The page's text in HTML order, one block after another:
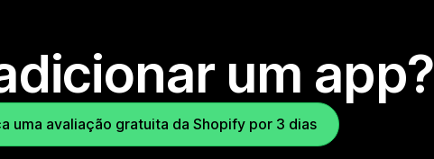
um app?
uma avaliação gratuita da Shopify por 3 dias